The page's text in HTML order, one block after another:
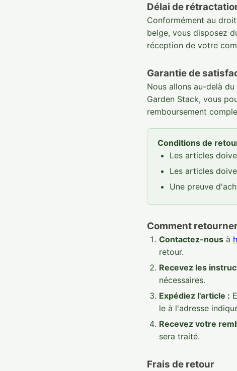
Délai de
Conformément au
belge, vous disposez
réception de votre
Garantie de
Nous allons au-delà
Garden Stack, vous
remboursement
Conditions de
Les articles
Les articles
Une preuve
Comment
Contactez-nous à
retour.
Recevez les
nécessaires.
Expédiez l'article :
le à l'adresse
Recevez votre
sera traité.
Frais de retour